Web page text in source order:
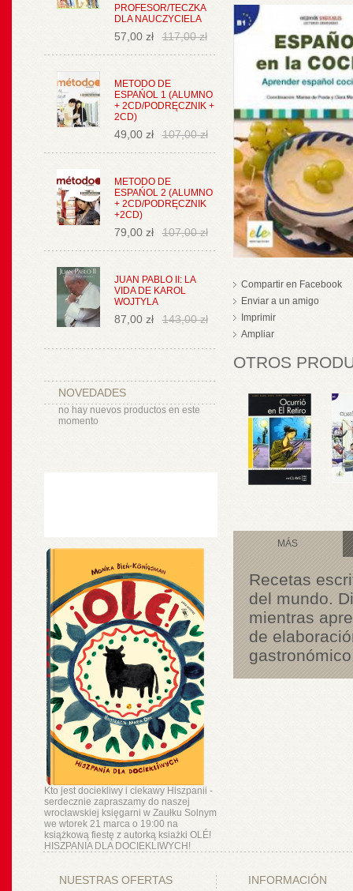
PROFESOR/TECZKA
DLA NAUCZYCIELA
57,00 zł 117,00 zł
METODO DE
ESPAŃOL 1 (ALUMNO
+ 2CD/PODRĘCZNIK +
2CD)
49,00 zł 107,00 zł
METODO DE
ESPAŃOL 2 (ALUMNO
+ 2CD/PODRĘCZNIK
+2CD)
79,00 zł 107,00 zł
JUAN PABLO II: LA
VIDA DE KAROL
WOJTYLA
87,00 zł 143,00 zł
NOVEDADES
no hay nuevos productos en este
momento
Kto jest dociekliwy i ciekawy Hiszpanii -
serdecznie zapraszamy do naszej
wrocławskiej księgarni w Zaułku Solnym
we wtorek 21 marca o 19:00 na
książkową fiestę z autorką ksiażki OLÉ!
HISZPANIA DLA DOCIEKLIWYCH!
Compartir en Facebook
Enviar a un amigo
Imprimir
Ampliar
OTROS
MÁS
Recetas
del mundo.
mientras
de
NUESTRAS OFERTAS INFORMACIÓN